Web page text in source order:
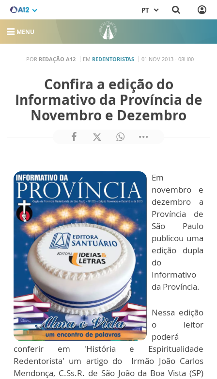
PT
MENU
POR REDAÇÃO A12 EM REDENTORISTAS 01 NOV 2013 - 08H00
Confira a edição do
Informativo da Província de
Novembro e Dezembro
Em
novembro e
dezembro a
Província de
São Paulo
publicou uma
edição dupla
do
Informativo
da Província.
Nessa edição
o leitor
poderá
conferir em 'História e Espiritualidade
Redentorista' um artigo do Irmão João Carlos
Mendonça, C.Ss.R. de São João da Boa Vista (SP)